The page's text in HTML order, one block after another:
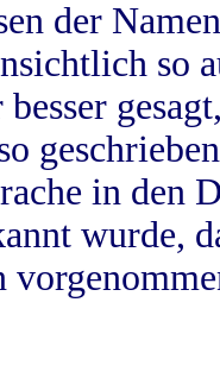
der
so
in
wurde,